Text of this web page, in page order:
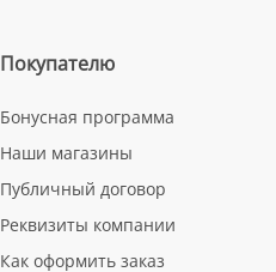
Покупателю
Бонусная программа
Наши магазины
Публичный договор
Реквизиты компании
Как оформить заказ